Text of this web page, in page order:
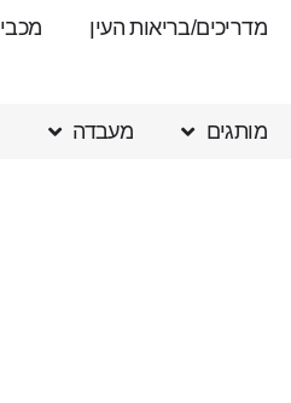
מדריכים/בריאות העין מכבי
מותגים מעבדה